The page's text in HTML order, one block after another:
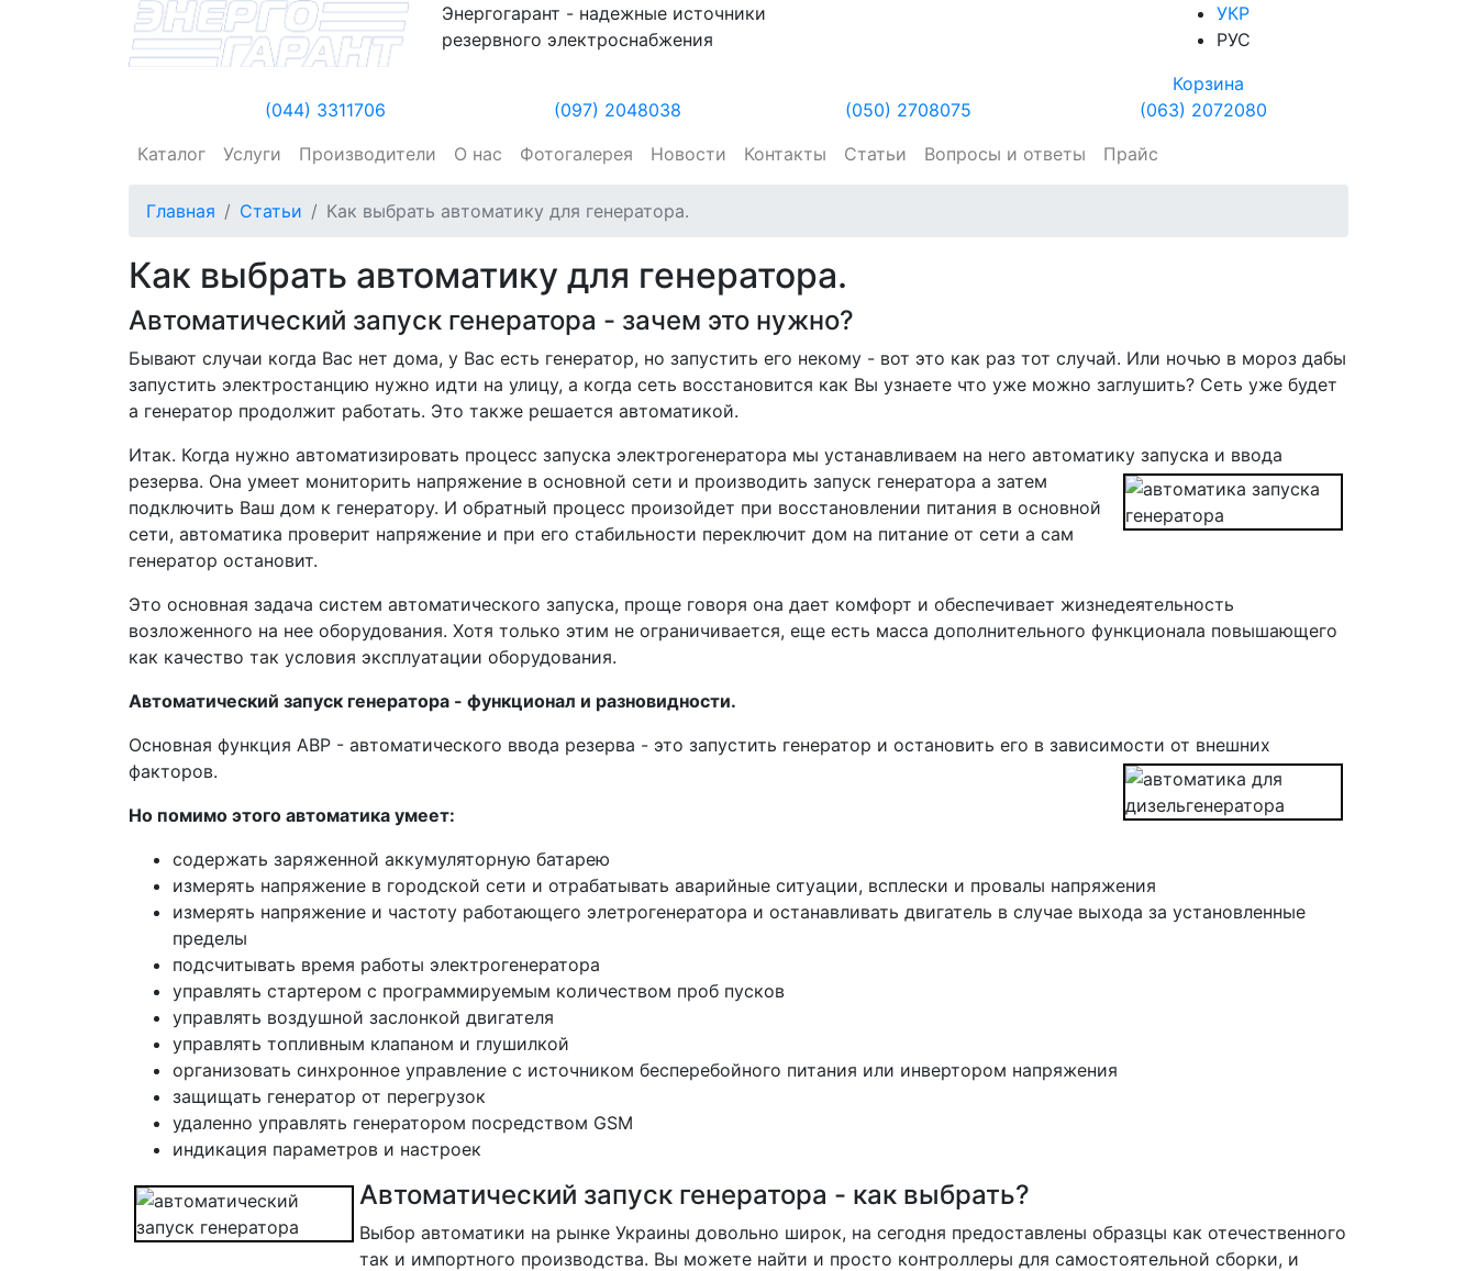
Энергогарант - надежные источники
резервного электроснабжения
УКР
РУС
Корзина
(044) 3311706
(097) 2048038 (050) 2708075
(063) 2072080
Каталог
Услуги Производители О нас Фотогалерея Новости Контакты Статьи Вопросы и ответы Прайс
Главная Статьи Как выбрать автоматику для генератора.
Как выбрать автоматику для генератора.
Автоматический запуск генератора - зачем это нужно?
Бывают случаи когда Вас нет дома, у Вас есть генератор, но запустить его некому - вот это как раз тот случай. Или ночью в мороз дабы
запустить электростанцию нужно идти на улицу, а когда сеть восстановится как Вы узнаете что уже можно заглушить? Сеть уже будет
а генератор продолжит работать. Это также решается автоматикой.
Итак. Когда нужно автоматизировать процесс запуска электрогенератора мы устанавливаем на него автоматику запуска и ввода
резерва. Она умеет мониторить напряжение в основной сети и производить запуск генератора а затем
подключить Ваш дом к генератору. И обратный процесс произойдет при восстановлении питания в основной
сети, автоматика проверит напряжение и при его стабильности переключит дом на питание от сети а сам
генератор остановит.
Это основная задача систем автоматического запуска, проще говоря она дает комфорт и обеспечивает жизнедеятельность
возложенного на нее оборудования. Хотя только этим не ограничивается, еще есть масса дополнительного функционала повышающего
как качество так условия эксплуатации оборудования.
Автоматический запуск генератора - функционал и разновидности.
Основная функция АВР - автоматического ввода резерва - это запустить генератор и остановить его в зависимости от внешних
факторов.
Но помимо этого автоматика умеет:
содержать заряженной аккумуляторную батарею
измерять напряжение в городской сети и отрабатывать аварийные ситуации, всплески и провалы напряжения
измерять напряжение и частоту работающего элетрогенератора и останавливать двигатель в случае выхода за установленные
пределы
подсчитывать время работы электрогенератора
управлять стартером с программируемым количеством проб пусков
управлять воздушной заслонкой двигателя
управлять топливным клапаном и глушилкой
организовать синхронное управление с источником бесперебойного питания или инвертором напряжения
защищать генератор от перегрузок
удаленно управлять генератором посредством GSM
индикация параметров и настроек
Автоматический запуск генератора - как выбрать?
Выбор автоматики на рынке Украины довольно широк, на сегодня предоставлены образцы как отечественного
так и импортного производства. Вы можете найти и просто контроллеры для самостоятельной сборки, и